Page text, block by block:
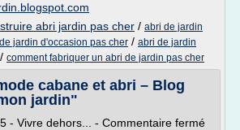
abri jardin pas cher / abri de jardin
jardin d'occasion pas cher / abri de jardin
/ comment fabriquer un abri de jardin pas cher
cabane et abri – Blog
jardin"
- Vivre dehors... - Commentaire fermé